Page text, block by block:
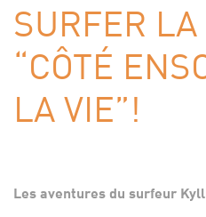
SURFER
“CÔTÉ
LA VIE”!
Les aventures du surfeur